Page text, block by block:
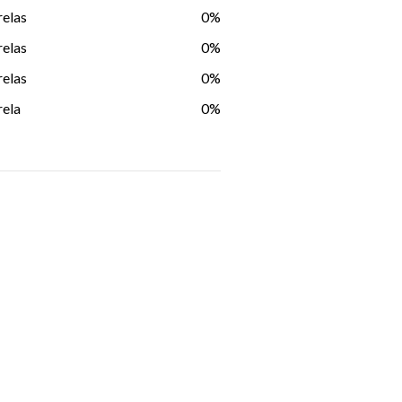
0%
0%
0%
0%